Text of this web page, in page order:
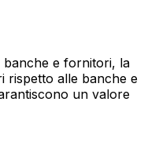
e fornitori, la
rispetto alle banche e
un valore